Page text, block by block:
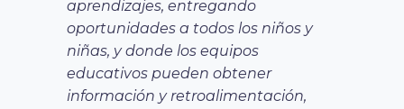
aprendizajes, entregando
oportunidades a todos los niños y
niñas, y donde los equipos
educativos pueden obtener
información y retroalimentación,